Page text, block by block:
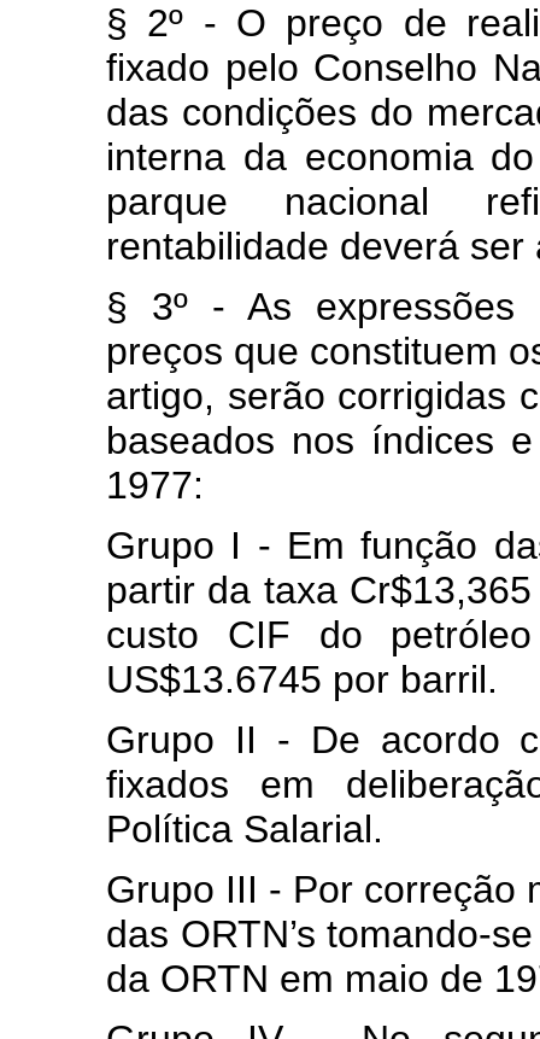
§ 2º - O preço de
fixado pelo Conselho
das condições do
interna da economia
parque nacional
rentabilidade deverá ser
§ 3º - As expressões
preços que constituem
artigo, serão corrigidas
baseados nos índices
1977:
Grupo I - Em função
partir da taxa
custo CIF do
US$13.6745 por barril.
Grupo II - De acordo
fixados em
Política Salarial.
Grupo III - Por correção
das ORTN’s tomando-
da ORTN em maio de